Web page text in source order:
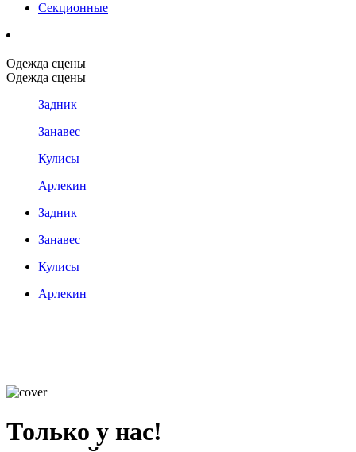
Секционные
Одежда сцены
Одежда сцены
Задник
Занавес
Кулисы
Арлекин
Задник
Занавес
Кулисы
Арлекин
Только у нас!